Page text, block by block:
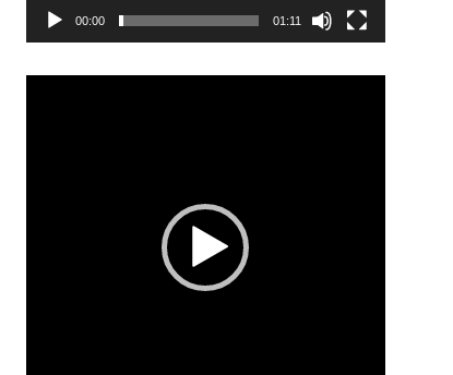
00:00 01:11